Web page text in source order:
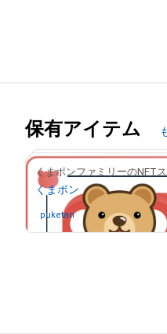
保有アイテム
くまポン
puketanさんが保有中